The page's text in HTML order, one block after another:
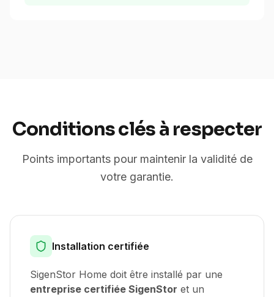
Conditions clés à respecter
Points importants pour maintenir la validité de
votre garantie.
Installation certifiée
SigenStor Home doit être installé par une
entreprise certifiée SigenStor et un